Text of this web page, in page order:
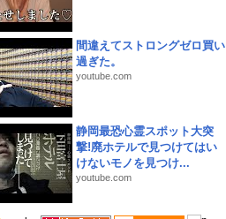
間違えてストロングゼロ買い
過ぎた。
youtube.com
静岡最恐心霊スポット大突
撃!廃ホテルで見つけてはい
けないモノを見つけ...
youtube.com